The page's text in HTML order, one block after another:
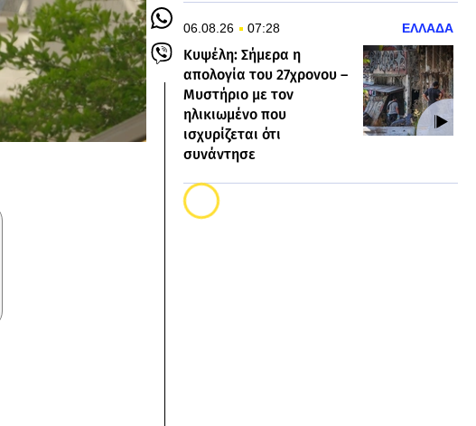
06.08.26 07:28 ΕΛΛΑΔΑ
Κυψέλη: Σήμερα η
απολογία του 27χρονου –
Μυστήριο με τον
ηλικιωμένο που
ισχυρίζεται ότι
συνάντησε